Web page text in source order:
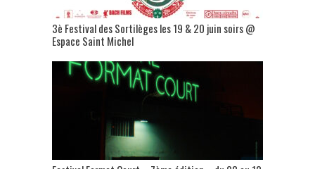
3è Festival des Sortilèges les 19 & 20 juin soirs @
Espace Saint Michel